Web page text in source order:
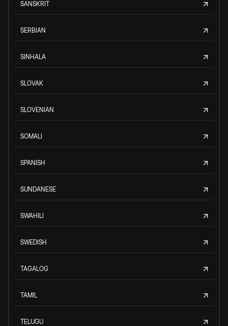
SANSKRIT
SERBIAN
SINHALA
SLOVAK
SLOVENIAN
SOMALI
SPANISH
SUNDANESE
SWAHILI
SWEDISH
TAGALOG
TAMIL
TELUGU